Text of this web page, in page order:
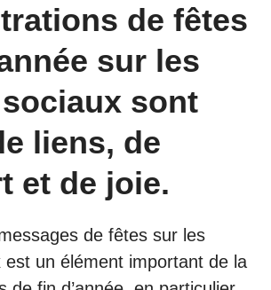
de fêtes
sur les
sont
liens, de
et de joie.
de fêtes sur les
est un élément important de la